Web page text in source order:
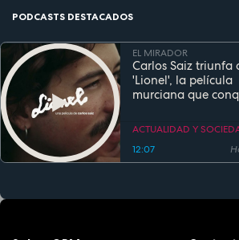
PODCASTS DESTACADOS
EL MIRADOR
Carlos Saiz triunfa
'Lionel', la película
murciana que
estreno
ACTUALIDAD Y
12:07